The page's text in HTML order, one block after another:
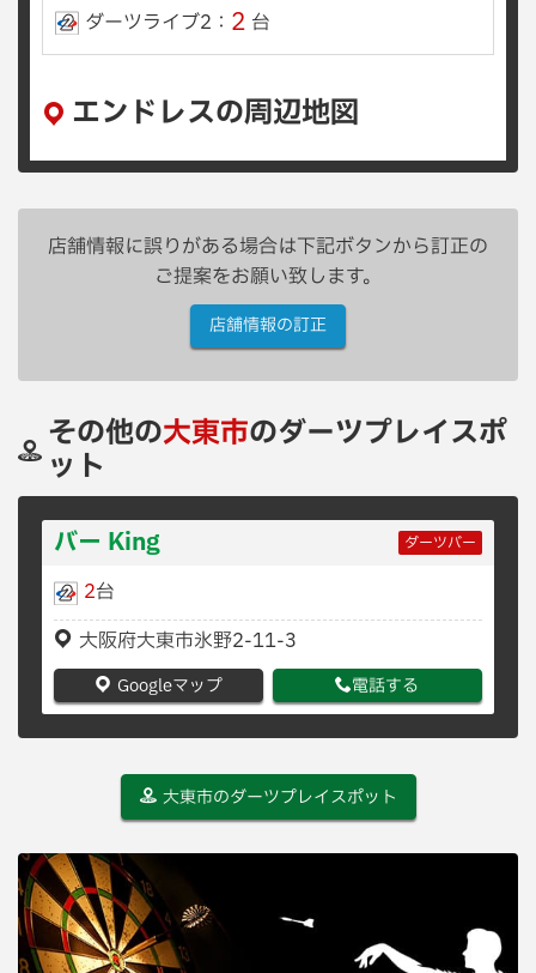
ダーツライブ2： 2 台
エンドレスの周辺地図
店舗情報に誤りがある場合は下記ボタンから訂正の
ご提案をお願い致します。
店舗情報の訂正
その他の大東市のダーツプレイスポ
ット
バー King ダーツバー
2台
大阪府大東市氷野2-11-3
Googleマップ 電話する
大東市のダーツプレイスポット